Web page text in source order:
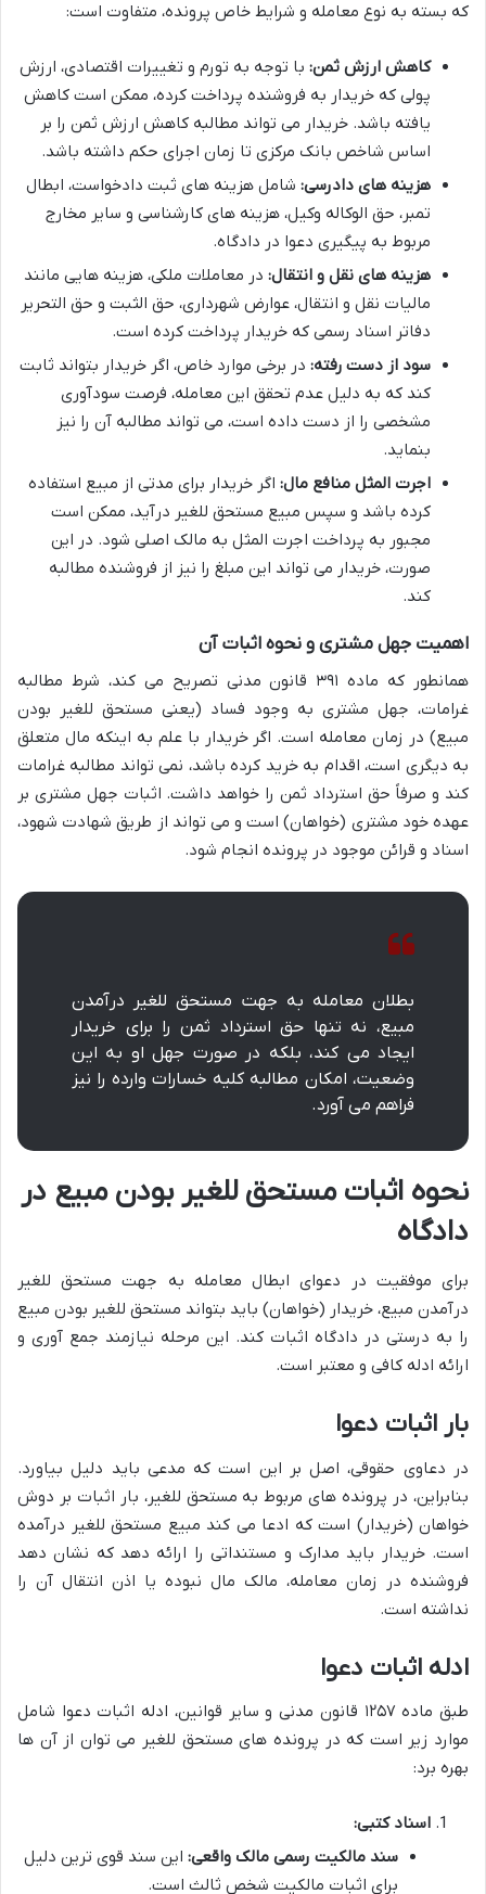
که بسته به نوع معامله و شرایط خاص پرونده، متفاوت است:
کاهش ارزش ثمن: با توجه به تورم و تغییرات اقتصادی، ارزش
پولی که خریدار به فروشنده پرداخت کرده، ممکن است کاهش
یافته باشد. خریدار می تواند مطالبه کاهش ارزش ثمن را بر
اساس شاخص بانک مرکزی تا زمان اجرای حکم داشته باشد.
هزینه های دادرسی: شامل هزینه های ثبت دادخواست، ابطال
تمبر، حق الوکاله وکیل، هزینه های کارشناسی و سایر مخارج
مربوط به پیگیری دعوا در دادگاه.
هزینه های نقل و انتقال: در معاملات ملکی، هزینه هایی مانند
مالیات نقل و انتقال، عوارض شهرداری، حق الثبت و حق التحریر
دفاتر اسناد رسمی که خریدار پرداخت کرده است.
سود از دست رفته: در برخی موارد خاص، اگر خریدار بتواند ثابت
کند که به دلیل عدم تحقق این معامله، فرصت سودآوری
مشخصی را از دست داده است، می تواند مطالبه آن را نیز
بنماید.
اجرت المثل منافع مال: اگر خریدار برای مدتی از مبیع استفاده
کرده باشد و سپس مبیع مستحق للغیر درآید، ممکن است
مجبور به پرداخت اجرت المثل به مالک اصلی شود. در این
صورت، خریدار می تواند این مبلغ را نیز از فروشنده مطالبه
کند.
اهمیت جهل مشتری و نحوه اثبات آن
همانطور که ماده ۳۹۱ قانون مدنی تصریح می کند، شرط مطالبه
غرامات، جهل مشتری به وجود فساد (یعنی مستحق للغیر بودن
مبیع) در زمان معامله است. اگر خریدار با علم به اینکه مال متعلق
به دیگری است، اقدام به خرید کرده باشد، نمی تواند مطالبه غرامات
کند و صرفاً حق استرداد ثمن را خواهد داشت. اثبات جهل مشتری بر
عهده خود مشتری (خواهان) است و می تواند از طریق شهادت شهود،
اسناد و قرائن موجود در پرونده انجام شود.
بطلان معامله به جهت مستحق للغیر درآمدن
مبیع، نه تنها حق استرداد ثمن را برای خریدار
ایجاد می کند، بلکه در صورت جهل او به این
وضعیت، امکان مطالبه کلیه خسارات وارده را نیز
فراهم می آورد.
نحوه اثبات مستحق للغیر بودن مبیع در
دادگاه
برای موفقیت در دعوای ابطال معامله به جهت مستحق للغیر
درآمدن مبیع، خریدار (خواهان) باید بتواند مستحق للغیر بودن مبیع
را به درستی در دادگاه اثبات کند. این مرحله نیازمند جمع آوری و
ارائه ادله کافی و معتبر است.
بار اثبات دعوا
در دعاوی حقوقی، اصل بر این است که مدعی باید دلیل بیاورد.
بنابراین، در پرونده های مربوط به مستحق للغیر، بار اثبات بر دوش
خواهان (خریدار) است که ادعا می کند مبیع مستحق للغیر درآمده
است. خریدار باید مدارک و مستنداتی را ارائه دهد که نشان دهد
فروشنده در زمان معامله، مالک مال نبوده یا اذن انتقال آن را
نداشته است.
ادله اثبات دعوا
طبق ماده ۱۲۵۷ قانون مدنی و سایر قوانین، ادله اثبات دعوا شامل
موارد زیر است که در پرونده های مستحق للغیر می توان از آن ها
بهره برد:
اسناد کتبی:
سند مالکیت رسمی مالک واقعی: این سند قوی ترین دلیل
برای اثبات مالکیت شخص ثالث است.